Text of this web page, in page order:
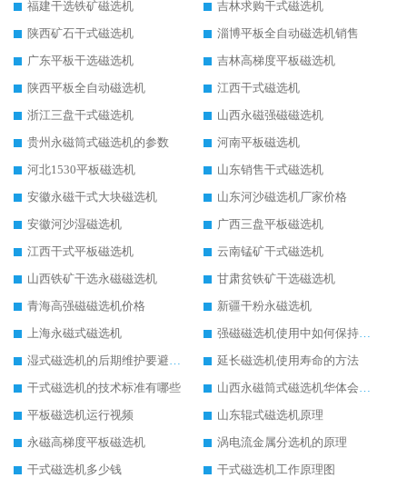
福建干选铁矿磁选机
吉林求购干式磁选机
陕西矿石干式磁选机
淄博平板全自动磁选机销售
广东平板干选磁选机
吉林高梯度平板磁选机
陕西平板全自动磁选机
江西干式磁选机
浙江三盘干式磁选机
山西永磁强磁磁选机
贵州永磁筒式磁选机的参数
河南平板磁选机
河北1530平板磁选机
山东销售干式磁选机
安徽永磁干式大块磁选机
山东河沙磁选机厂家价格
安徽河沙湿磁选机
广西三盘平板磁选机
江西干式平板磁选机
云南锰矿干式磁选机
山西铁矿干选永磁磁选机
甘肃贫铁矿干选磁选机
青海高强磁磁选机价格
新疆干粉永磁选机
上海永磁式磁选机
强磁磁选机使用中如何保持其顺畅运行
湿式磁选机的后期维护要避开哪些坑
延长磁选机使用寿命的方法
干式磁选机的技术标准有哪些
山西永磁筒式磁选机华体会手机网页版-华体会(中国)
平板磁选机运行视频
山东辊式磁选机原理
永磁高梯度平板磁选机
涡电流金属分选机的原理
干式磁选机多少钱
干式磁选机工作原理图